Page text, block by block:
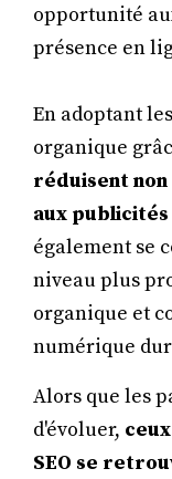
opportunité
présence en
En adoptant
organique
réduisent
aux
également se
niveau plus
organique et
numérique
Alors que les
d'évoluer,
SEO se